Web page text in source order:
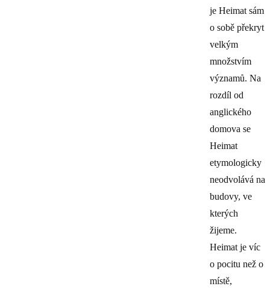
je Heimat sám
o sobě překryt
velkým
množstvím
významů. Na
rozdíl od
anglického
domova se
Heimat
etymologicky
neodvolává na
budovy, ve
kterých
žijeme.
Heimat je víc
o pocitu než o
místě,